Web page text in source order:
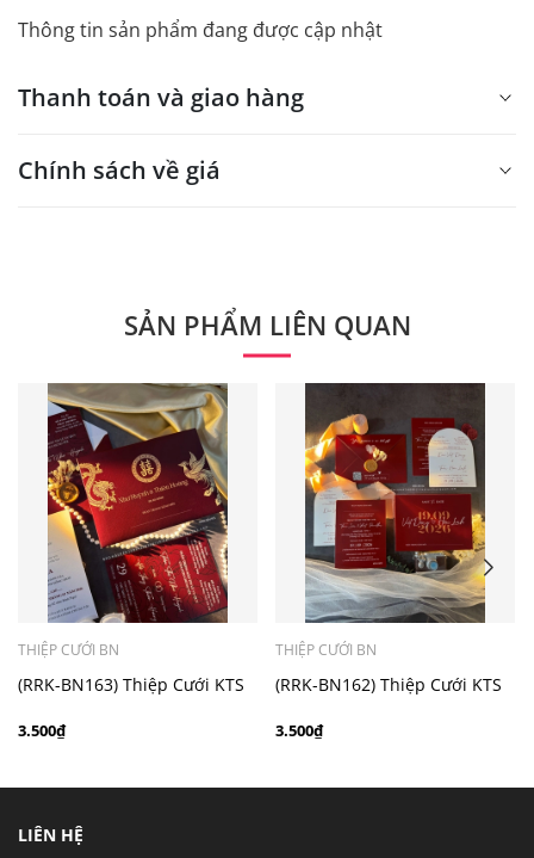
Thông tin sản phẩm đang được cập nhật
Thanh toán và giao hàng
Chính sách về giá
Quý khách vui lòng liên hệ để có thông tin chính xác.
- Mẫu dưới 3000 giá chưa bao gồm bản đồ, quý khách
có nhu cầu in bản đồ sẽ có mức phí 300 - 500 đồng 1
thiệp tuỳ chất liệu.
SẢN PHẨM LIÊN QUAN
THIỆP CƯỚI BN
(RRK-BN163) Thiệp Cưới KTS
3.500₫
THIỆP CƯỚI BN
(RRK-BN162) Thiệp Cưới KTS
3.500₫
LIÊN HỆ